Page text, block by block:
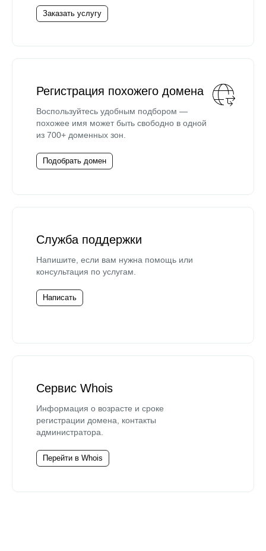
Заказать услугу
Регистрация похожего домена
Воспользуйтесь удобным подбором —
похожее имя может быть свободно в одной
из 700+ доменных зон.
Подобрать домен
Служба поддержки
Напишите, если вам нужна помощь или
консультация по услугам.
Написать
Сервис Whois
Информация о возрасте и сроке
регистрации домена, контакты
администратора.
Перейти в Whois